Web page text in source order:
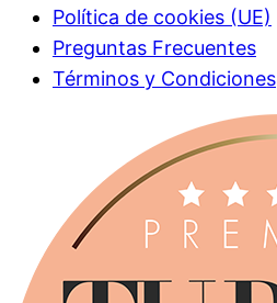
Política de cookies (UE)
Preguntas Frecuentes
Términos y Condiciones